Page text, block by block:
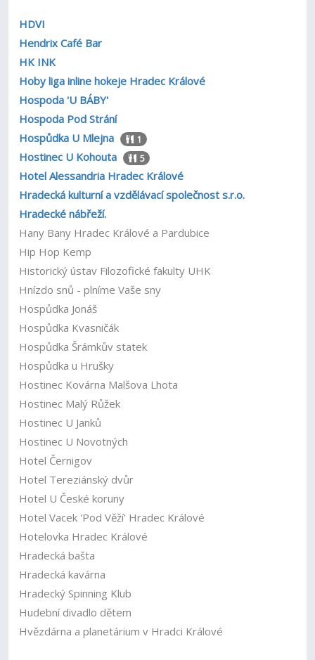
HDVI
Hendrix Café Bar
HK INK
Hoby liga inline hokeje Hradec Králové
Hospoda 'U BÁBY'
Hospoda Pod Strání
Hospůdka U Mlejna
1
Hostinec U Kohouta 5
Hotel Alessandria Hradec Králové
Hradecká kulturní a vzdělávací společnost s.r.o.
Hradecké nábřeží.
Hany Bany Hradec Králové a Pardubice
Hip Hop Kemp
Historický ústav Filozofické fakulty UHK
Hnízdo snů - plníme Vaše sny
Hospůdka Jonáš
Hospůdka Kvasničák
Hospůdka Šrámkův statek
Hospůdka u Hrušky
Hostinec Kovárna Malšova Lhota
Hostinec Malý Růžek
Hostinec U Janků
Hostinec U Novotných
Hotel Černigov
Hotel Tereziánský dvůr
Hotel U České koruny
Hotel Vacek 'Pod Věží' Hradec Králové
Hotelovka Hradec Králové
Hradecká bašta
Hradecká kavárna
Hradecký Spinning Klub
Hudební divadlo dětem
Hvězdárna a planetárium v Hradci Králové